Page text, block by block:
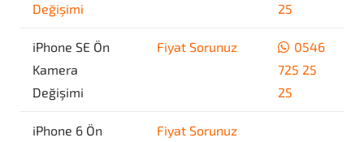
Değişimi 25
iPhone SE Ön
Kamera
Değişimi
Fiyat Sorunuz
0546
725 25
25
iPhone 6 Ön
Fiyat Sorunuz